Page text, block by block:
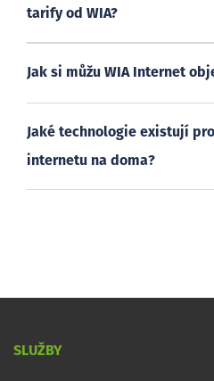
tarify od WIA?
Jak si můžu WIA Internet
Jaké technologie existují
internetu na doma?
SLUŽBY